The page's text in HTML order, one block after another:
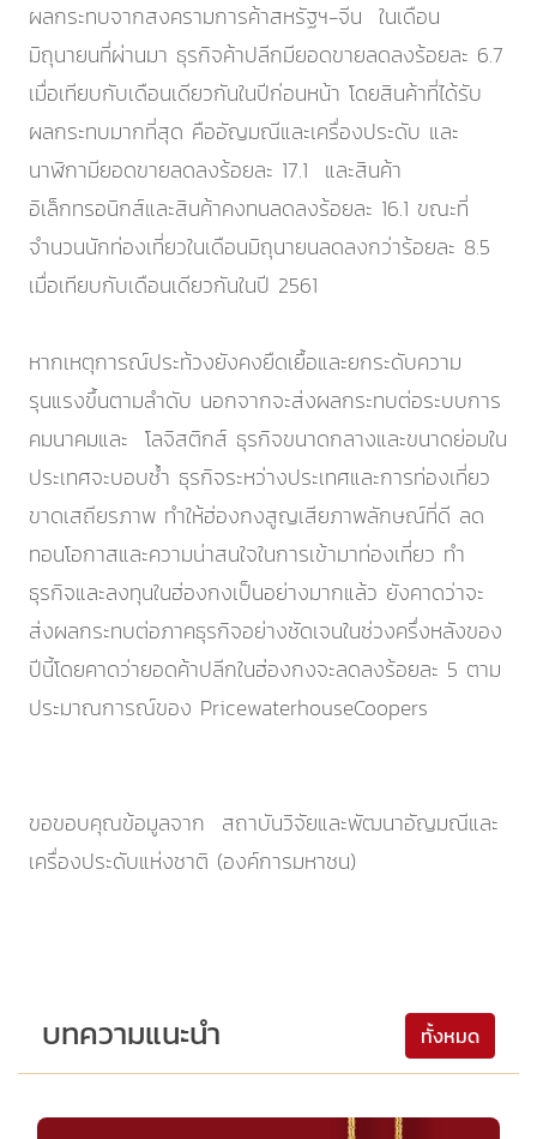
ผลกระทบจากสงครามการค้าสหรัฐฯ-จีน ในเดือน
มิถุนายนที่ผ่านมา ธุรกิจค้าปลีกมียอดขายลดลงร้อยละ 6.7
เมื่อเทียบกับเดือนเดียวกันในปีก่อนหน้า โดยสินค้าที่ได้รับ
ผลกระทบมากที่สุด คืออัญมณีและเครื่องประดับ และ
นาฬิกามียอดขายลดลงร้อยละ 17.1 และสินค้า
อิเล็กทรอนิกส์และสินค้าคงทนลดลงร้อยละ 16.1 ขณะที่
จำนวนนักท่องเที่ยวในเดือนมิถุนายนลดลงกว่าร้อยละ 8.5
เมื่อเทียบกับเดือนเดียวกันในปี 2561
หากเหตุการณ์ประท้วงยังคงยืดเยื้อและยกระดับความ
รุนแรงขึ้นตามลำดับ นอกจากจะส่งผลกระทบต่อระบบการ
คมนาคมและ โลจิสติกส์ ธุรกิจขนาดกลางและขนาดย่อมใน
ประเทศจะบอบช้ำ ธุรกิจระหว่างประเทศและการท่องเที่ยว
ขาดเสถียรภาพ ทำให้ฮ่องกงสูญเสียภาพลักษณ์ที่ดี ลด
ทอนโอกาสและความน่าสนใจในการเข้ามาท่องเที่ยว ทำ
ธุรกิจและลงทุนในฮ่องกงเป็นอย่างมากแล้ว ยังคาดว่าจะ
ส่งผลกระทบต่อภาคธุรกิจอย่างชัดเจนในช่วงครึ่งหลังของ
ปีนี้โดยคาดว่ายอดค้าปลีกในฮ่องกงจะลดลงร้อยละ 5 ตาม
ประมาณการณ์ของ PricewaterhouseCoopers
ขอขอบคุณข้อมูลจาก สถาบันวิจัยและพัฒนาอัญมณีและ
เครื่องประดับแห่งชาติ (องค์การมหาชน)
บทความแนะนำ ทั้งหมด